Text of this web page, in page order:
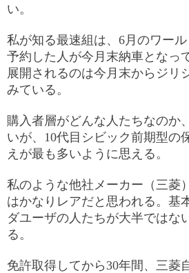
い。
私が知る最速組は、6月のワー
予約した人が今月末納車となっ
展開されるのは今月末からジリ
みている。
購入者層がどんな人たちなのか
いが、10代目シビック前期型の
えが最も多いように思える。
私のような他社メーカー（三菱
はかなりレアだと思われる。基
ダユーザの人たちが大半ではな
る。
免許取得してから30年間、三菱